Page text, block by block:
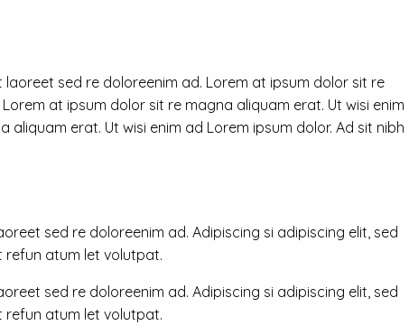
sed re doloreenim ad. Lorem at ipsum dolor sit re
at ipsum dolor sit re magna aliquam erat. Ut wisi enim
erat. Ut wisi enim ad Lorem ipsum dolor. Ad sit nibh
sed re doloreenim ad. Adipiscing si adipiscing elit, sed
refun atum let volutpat.
sed re doloreenim ad. Adipiscing si adipiscing elit, sed
refun atum let volutpat.